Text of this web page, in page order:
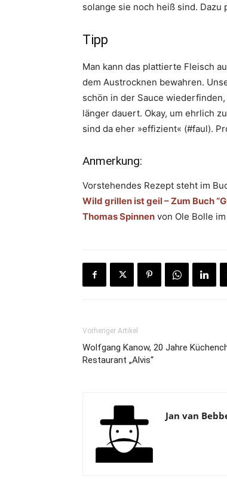
solange sie noch heiß sind.
Tipp
Man kann das plattierte Fleisch
dem Austrocknen bewahren.
schön in der Sauce
länger dauert. Okay, um ehrlich
sind da eher »effizient« (#faul).
Anmerkung:
Vorstehendes Rezept steht im
Wild grillen ist geil – Zum Buch
Thomas Spinnen von Ole Bolle im
Vorheriger Artikel
Wolfgang Kanow, 20 Jahre
Restaurant „Alvis“
Jan van